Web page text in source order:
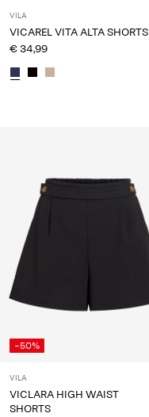
VILA
VICAREL VITA ALTA SHORTS
€ 34,99
-50%
VILA
VICLARA HIGH WAIST
SHORTS